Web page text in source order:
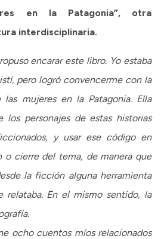
en la Patagonia”, otra
interdisciplinaria.
encarar este libro. Yo estaba
pero logró convencerme con la
mujeres en la Patagonia. Ella
los personajes de estas historias
y usar ese código en
o cierre del tema, de manera que
la ficción alguna herramienta
relataba. En el mismo sentido, la
ocho cuentos míos relacionados